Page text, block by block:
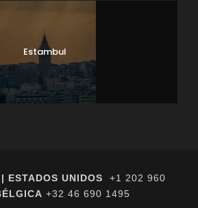
Estambul
ESTADOS UNIDOS +1 202 960
+32 46 690 1495